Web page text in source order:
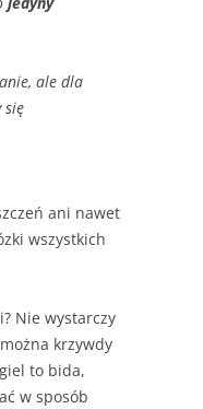
ale dla
się
ani nawet
wszystkich
Nie wystarczy
krzywdy
to bida,
w sposób